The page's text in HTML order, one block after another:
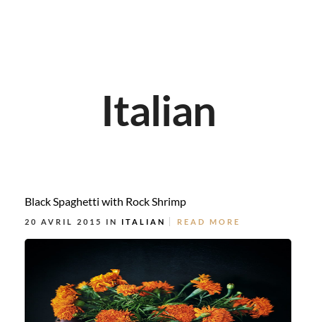
Italian
Black Spaghetti with Rock Shrimp
20 AVRIL 2015 IN ITALIAN READ MORE